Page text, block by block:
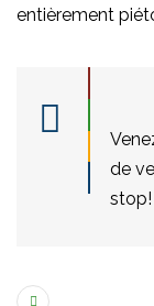
entièrement
de
stop!